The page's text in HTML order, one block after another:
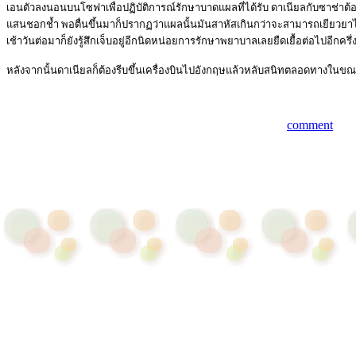
เอนตัวลงนอนบนโซฟาเพื่อปฏิบัติการณ์รักษาบาดแผลที่ได้รับ ดาเนียลกับซาช่า
แสนชอกช้ำ พอตื่นขึ้นมาก็ปรากฏว่าแผลนั้นมันสาหัสเกินกว่าจะสามารถเยียวยา
เช้าวันต่อมาก็ยังรู้สึกเจ็บอยู่อีกนิดหน่อยการรักษาพยาบาลเลยยืดเยื้อต่อไปอีกครึ่
หลังจากนั้นดาเนียลก็ต้องรีบขึ้นเครื่องบินไปอังกฤษแล้วหลับสนิทตลอดทางในข
comment